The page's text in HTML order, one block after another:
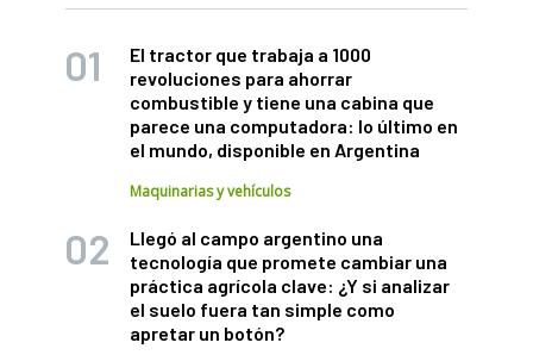
El tractor que trabaja a 1000
revoluciones para ahorrar
combustible y tiene una cabina que
parece una computadora: lo último en
el mundo, disponible en Argentina
Maquinarias y vehículos
Llegó al campo argentino una
tecnología que promete cambiar una
práctica agrícola clave: ¿Y si analizar
el suelo fuera tan simple como
apretar un botón?